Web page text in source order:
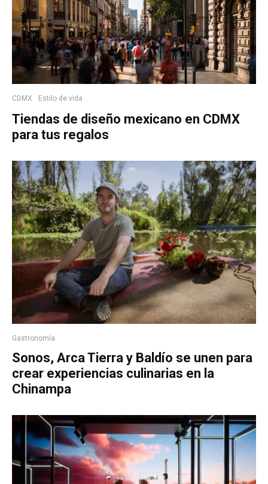
CDMX Estilo de vida
Tiendas de diseño mexicano en CDMX
para tus regalos
Gastronomía
Sonos, Arca Tierra y Baldío se unen para
crear experiencias culinarias en la
Chinampa